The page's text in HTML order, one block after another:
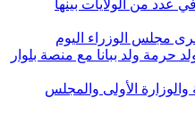
عدد من الولايات بينها
مجلس الوزراء اليوم
حرمة ولد ببانا مع منصة بلوار
الأولى والمجلس